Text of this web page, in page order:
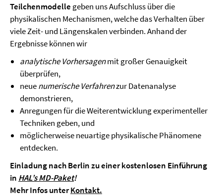
Teilchenmodelle geben uns Aufschluss über die
physikalischen Mechanismen, welche das Verhalten über
viele Zeit- und Längenskalen verbinden. Anhand der
Ergebnisse können wir
analytische Vorhersagenmit großer Genauigkeit
überprüfen,
neuenumerische Verfahrenzur Datenanalyse
demonstrieren,
Anregungen für die Weiterentwicklung experimenteller
Techniken geben, und
möglicherweise neuartige physikalische Phänomene
entdecken.
Einladung nach Berlin zu einer kostenlosen Einführung
in HAL’s MD-Paket!
Mehr Infos unterKontakt.